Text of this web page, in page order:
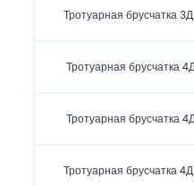
Тротуарная брусчатка
Тротуарная брусчатка
Тротуарная брусчатка
Тротуарная брусчатка